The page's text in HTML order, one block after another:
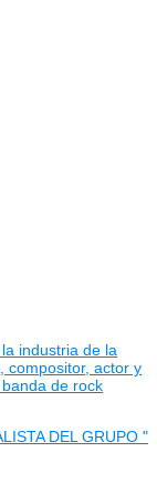
industria de la
compositor, actor y
de rock
DEL GRUPO "